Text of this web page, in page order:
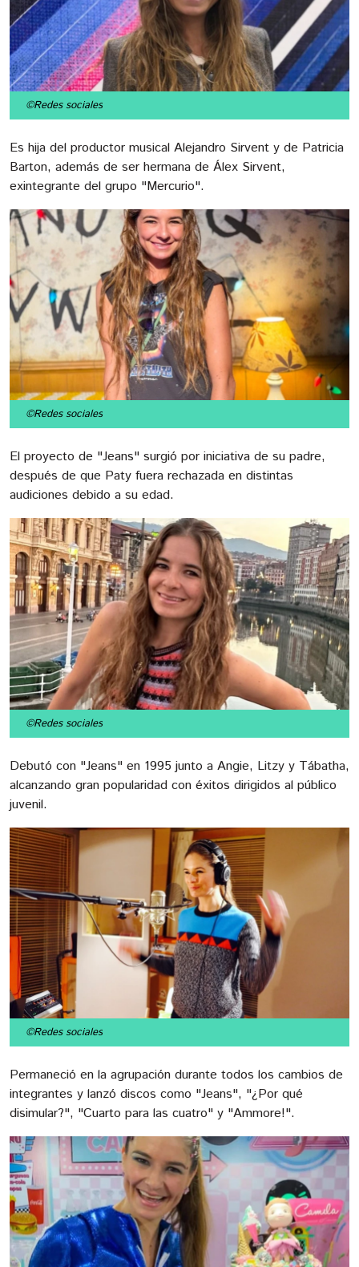
©Redes sociales
Es hija del productor musical Alejandro Sirvent y de Patricia
Barton, además de ser hermana de Álex Sirvent,
exintegrante del grupo "Mercurio".
©Redes sociales
El proyecto de "Jeans" surgió por iniciativa de su padre,
después de que Paty fuera rechazada en distintas
audiciones debido a su edad.
©Redes sociales
Debutó con "Jeans" en 1995 junto a Angie, Litzy y Tábatha,
alcanzando gran popularidad con éxitos dirigidos al público
juvenil.
©Redes sociales
Permaneció en la agrupación durante todos los cambios de
integrantes y lanzó discos como "Jeans", "¿Por qué
disimular?", "Cuarto para las cuatro" y "Ammore!".